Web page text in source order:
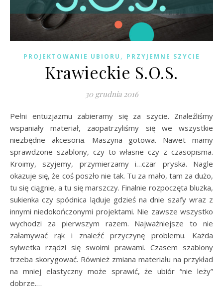
PROJEKTOWANIE UBIORU , PRZYJEMNE SZYCIE
Krawieckie S.O.S.
30 grudnia 2016
Pełni entuzjazmu zabieramy się za szycie. Znaleźliśmy
wspaniały materiał, zaopatrzyliśmy się we wszystkie
niezbędne akcesoria. Maszyna gotowa. Nawet mamy
sprawdzone szablony, czy to własne czy z czasopisma.
Kroimy, szyjemy, przymierzamy i…czar pryska. Nagle
okazuje się, że coś poszło nie tak. Tu za mało, tam za dużo,
tu się ciągnie, a tu się marszczy. Finalnie rozpoczęta bluzka,
sukienka czy spódnica ląduje gdzieś na dnie szafy wraz z
innymi niedokończonymi projektami. Nie zawsze wszystko
wychodzi za pierwszym razem. Najważniejsze to nie
załamywać rąk i znaleźć przyczynę problemu. Każda
sylwetka rządzi się swoimi prawami. Czasem szablony
trzeba skorygować. Również zmiana materiału na przykład
na mniej elastyczny może sprawić, że ubiór “nie leży”
dobrze.…